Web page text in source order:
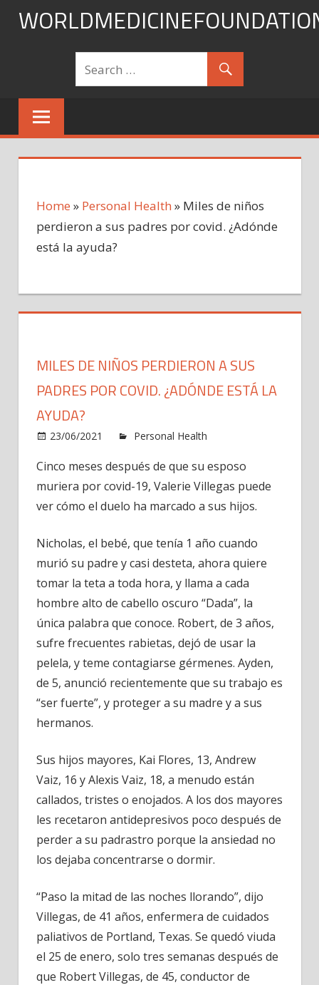
Skip
Home » Personal Health » Miles de niños
perdieron a sus padres por covid. ¿Adónde
está la ayuda?
MILES DE NIÑOS PERDIERON A SUS
PADRES POR COVID. ¿ADÓNDE ESTÁ LA
AYUDA?
23/06/2021 Personal Health
Miles
de
niños
padres
por
covid.
¿Adónde
está
la
ayuda?
Cinco meses después de que su esposo
muriera por covid-19, Valerie Villegas puede
ver cómo el duelo ha marcado a sus hijos.
Nicholas, el bebé, que tenía 1 año cuando
murió su padre y casi desteta, ahora quiere
tomar la teta a toda hora, y llama a cada
hombre alto de cabello oscuro “Dada”, la
única palabra que conoce. Robert, de 3 años,
sufre frecuentes rabietas, dejó de usar la
pelela, y teme contagiarse gérmenes. Ayden,
de 5, anunció recientemente que su trabajo es
“ser fuerte”, y proteger a su madre y a sus
hermanos.
Sus hijos mayores, Kai Flores, 13, Andrew
Vaiz, 16 y Alexis Vaiz, 18, a menudo están
callados, tristes o enojados. A los dos mayores
les recetaron antidepresivos poco después de
perder a su padrastro porque la ansiedad no
los dejaba concentrarse o dormir.
“Paso la mitad de las noches llorando”, dijo
Villegas, de 41 años, enfermera de cuidados
paliativos de Portland, Texas. Se quedó viuda
el 25 de enero, solo tres semanas después de
que Robert Villegas, de 45, conductor de